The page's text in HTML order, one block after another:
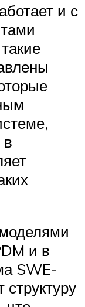
и с
в
и в
SWE­
структуру